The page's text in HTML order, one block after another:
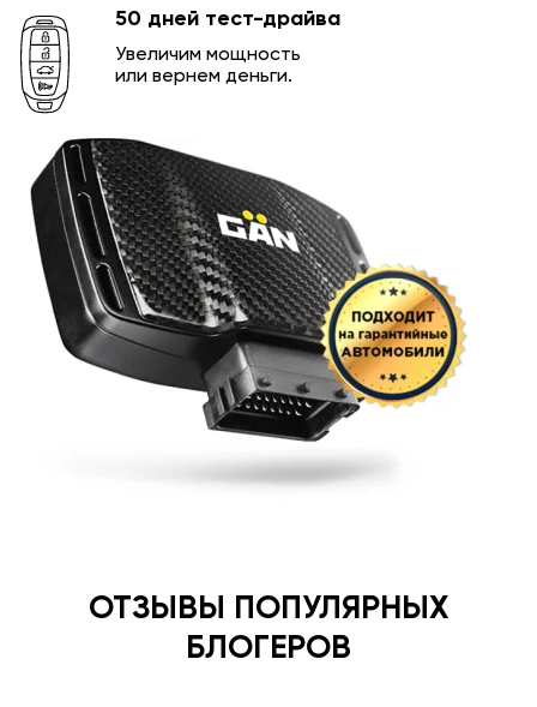
50 дней тест-драйва
Увеличим мощность
или вернем деньги.
ОТЗЫВЫ ПОПУЛЯРНЫХ
БЛОГЕРОВ